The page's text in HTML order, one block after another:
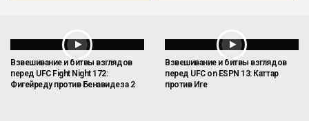
Взвешивание и битвы взглядов
перед UFC Fight Night 172:
Фигейреду против Бенавидеза 2
Взвешивание и битвы взглядов
перед UFC on ESPN 13: Каттар
против Иге